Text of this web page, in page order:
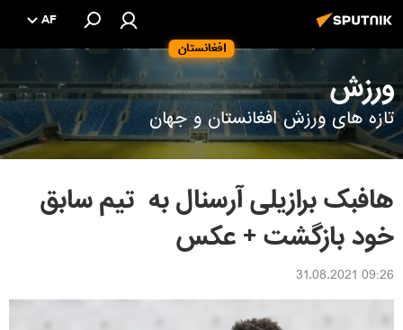
افغانستان
AF
ورزش
تازه های ورزش افغانستان و جهان
هافبک برازیلی آرسنال به تیم سابق
خود بازگشت + عکس
09:26 31.08.2021